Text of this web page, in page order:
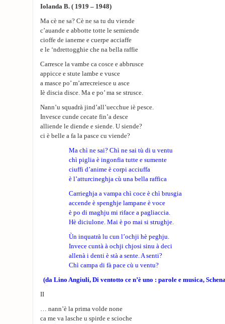
Iolanda B. ( 1919 – 1948)
Ma cè ne sa? Cè ne sa tu du viende
c’auande e abbotte totte le semiende
cioffe de ianeme e cuerpe acciaffe
e le ‘ndrettogghie che na bella raffie
Carresce la vambe ca cosce e abbrusce
appicce e stute lambe e vusce
a masce po’ m’arrecreiesce u asce
Iè discia disce. Ma e po’ ma se strusce.
Nann’u squadrà jind’all’uecchue iè pesce.
Invesce cunde cecate fin’a desce
alliende le diende e siende. U siende?
ci è belle a fa la pasce cu viende?
Ma chì ne sai? Chì ne sai tù di u ventu
chì piglia è ingonfia tutte e sumente
ciuffi d’anime è corpi acciuffa
è l’atturcineghja cù una bella raffica
Carrieghja a vampa chì coce è chì brusgia
accende è spenghje lampane è voce
è po di maghju mi riface a pagliaccia.
Hè diciulone. Mai è po mai si strughje.
Ùn inquatrà lu cun l’ochji hè peghju.
Invece cuntà à ochji chjosi sinu à deci
allenà i denti è stà a sente. A senti?
Chì campa di fà pace cù u ventu?
(da Lino Angiuli, Di ventotto ce n’è uno : parole e musica,
II
… nann’è la prima volde none
ca me va lasche u spirde e scioche